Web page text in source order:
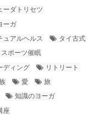
ーダトリセツ
ーガ
ュアルヘルス
タイ古式
ポーツ催眠
ディング
リトリート
愛
旅
知識のヨーガ
座